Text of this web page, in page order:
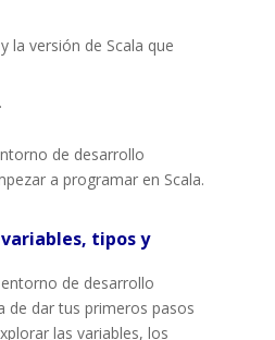
la versión de Scala que
.
de desarrollo
a programar en Scala.
tipos y
de desarrollo
de dar tus primeros pasos
las variables, los